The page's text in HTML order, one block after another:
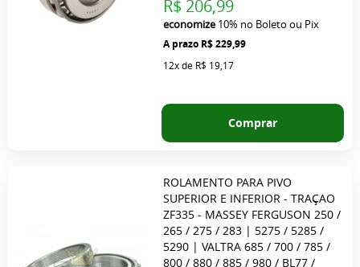
R$ 229,99
R$ 206,99
economize10% no Boleto ou Pix
12xde R$ 19,17
Comprar
ROLAMENTO PARA PIVO
SUPERIOR E INFERIOR - TRAÇAO
ZF335 - MASSEY FERGUSON 250 /
265 / 275 / 283 | 5275 / 5285 /
5290 | VALTRA 685 / 700 / 785 /
800 / 880 / 885 / 980 / BL77 /